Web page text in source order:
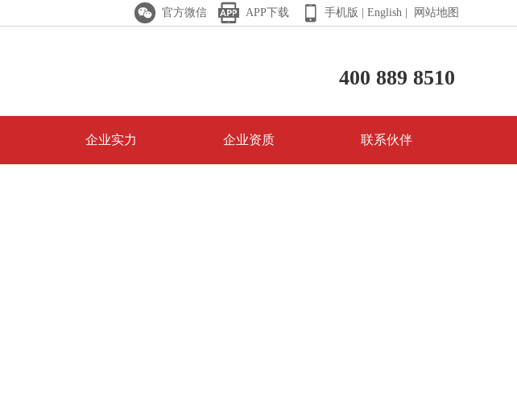
 官方微信  APP下载  手机版 | English | 网站地图
400 889 8510
企业实力 企业资质 联系伙伴